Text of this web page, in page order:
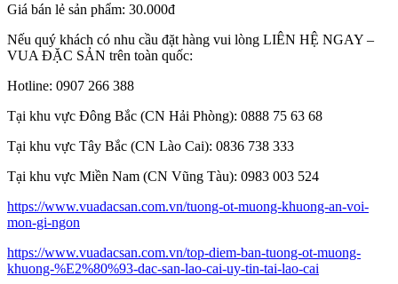
Giá bán lẻ sản phẩm: 30.000đ
Nếu quý khách có nhu cầu đặt hàng vui lòng LIÊN HỆ NGAY –
VUA ĐẶC SẢN trên toàn quốc:
Hotline: 0907 266 388
Tại khu vực Đông Bắc (CN Hải Phòng): 0888 75 63 68
Tại khu vực Tây Bắc (CN Lào Cai): 0836 738 333
Tại khu vực Miền Nam (CN Vũng Tàu): 0983 003 524
https://www.vuadacsan.com.vn/tuong-ot-muong-khuong-an-voi-
mon-gi-ngon
https://www.vuadacsan.com.vn/top-diem-ban-tuong-ot-muong-
khuong-%E2%80%93-dac-san-lao-cai-uy-tin-tai-lao-cai